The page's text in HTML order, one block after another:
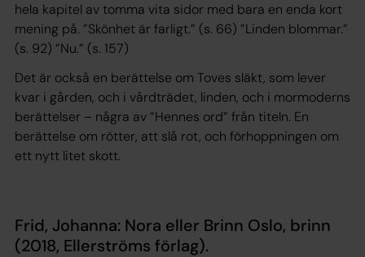
hela kapitel av tomma vita sidor med bara en enda kort
mening på. ”Skönhet är farligt.” (s. 66) ”Linden blommar.”
(s. 92) ”Nu.” (s. 157)
Det är också en berättelse om Toves släkt, som lever
kvar i gården, och i vårdträdet, linden, och i mormoderns
berättelser – några av ”Hennes ord” från titeln. En
berättelse om rötter, att slå rot, och förhoppningen om
ett nytt litet skott.
Frid, Johanna: Nora eller Brinn Oslo, brinn
(2018, Ellerströms förlag).